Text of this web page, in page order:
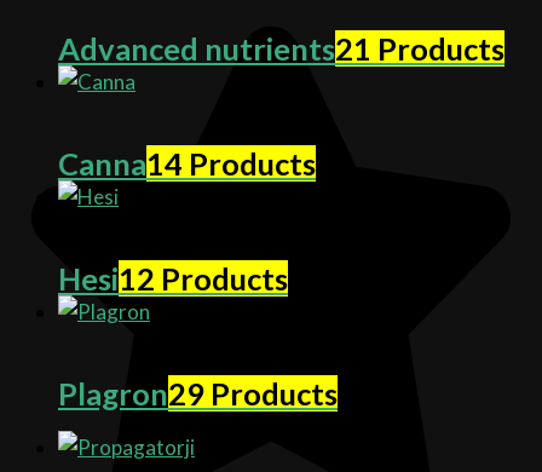
Advanced nutrients21 Products
Canna14 Products
Hesi12 Products
Plagron29 Products